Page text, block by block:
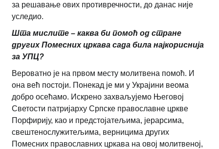
за решавање ових противречности, до данас није
уследио.
Шта мислите – каква би помоћ од стране
других Помесних цркава сада била најкориснија
за УПЦ?
Вероватно је на првом месту молитвена помоћ. И
она већ постоји. Понекад је ми у Украјини веома
добро осећамо. Искрено захваљујемо Његовој
Светости патријарху Српске православне цркве
Порфирију, као и предстојатељима, јерарсима,
свештенослужитељима, верницима других
Помесних православних цркава на овој молитвеној,